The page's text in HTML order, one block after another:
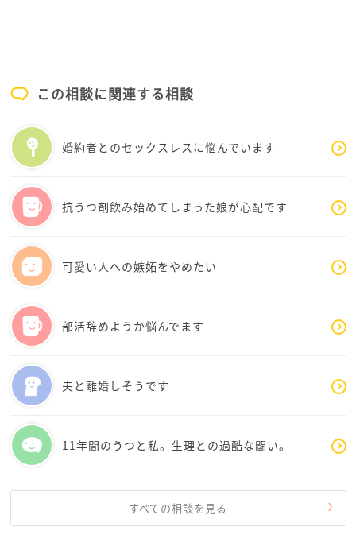
かと思います。
摂食障害で受診されるかたはたくさんいらっしゃいま
すので是非一度相談してみては
いかがでしょうか。
ご参考にならない回答かもしれませんがタピオカさん
解決されることを願っています。
「美しさって、数字じゃない」のです。体重がいくら
エネルギーを持つことが、本当の意味での美しさなの
です。タピオカさんは、十分にそれを持っています
強さがある。それは立派な力です。
いけれど、「誰かに愛されるために痩せる」のではな
く、「自分を愛するために整える」方向に、少しずつ
どうか、自分の心に優しく。そして、自分を大切に。
自分らしく生きることが、幸せに繋がり、自然と溢れ
るハッピーオーラが出てきます。あなたはあなたのま
まで、もう十分に価値ある存在です。自信をもって
堂々と。
心から応援しています。
この相談に関連する相談
婚約者とのセックスレスに悩んでいます
抗うつ剤飲み始めてしまった娘が心配です
可愛い人への嫉妬をやめたい
部活辞めようか悩んでます
夫と離婚しそうです
11年間のうつと私。生理との過酷な闘い。
すべての相談を見る